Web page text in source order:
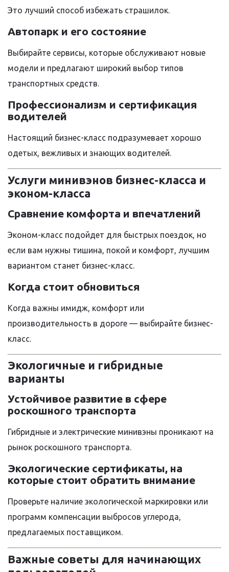
Это лучший способ избежать страшилок.
Автопарк и его состояние
Выбирайте сервисы, которые обслуживают новые
модели и предлагают широкий выбор типов
транспортных средств.
Профессионализм и сертификация
водителей
Настоящий бизнес-класс подразумевает хорошо
одетых, вежливых и знающих водителей.
Услуги минивэнов бизнес-класса и
эконом-класса
Сравнение комфорта и впечатлений
Эконом-класс подойдет для быстрых поездок, но
если вам нужны тишина, покой и комфорт, лучшим
вариантом станет бизнес-класс.
Когда стоит обновиться
Когда важны имидж, комфорт или
производительность в дороге — выбирайте бизнес-
класс.
Экологичные и гибридные
варианты
Устойчивое развитие в сфере
роскошного транспорта
Гибридные и электрические минивэны проникают на
рынок роскошного транспорта.
Экологические сертификаты, на
которые стоит обратить внимание
Проверьте наличие экологической маркировки или
программ компенсации выбросов углерода,
предлагаемых поставщиком.
Важные советы для начинающих